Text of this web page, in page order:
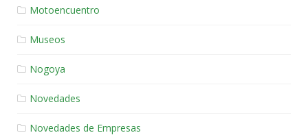
Motoencuentro
Museos
Nogoya
Novedades
Novedades de Empresas